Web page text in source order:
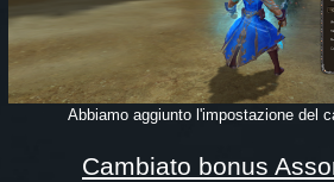
Abbiamo aggiunto l'impostazione del
Cambiato bonus